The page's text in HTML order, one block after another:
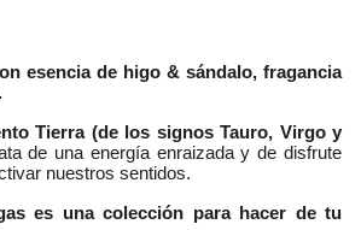
esencia de higo & sándalo, fragancia
Tierra (de los signos Tauro, Virgo y
de una energía enraizada y de disfrute
nuestros sentidos.
es una colección para hacer de tu